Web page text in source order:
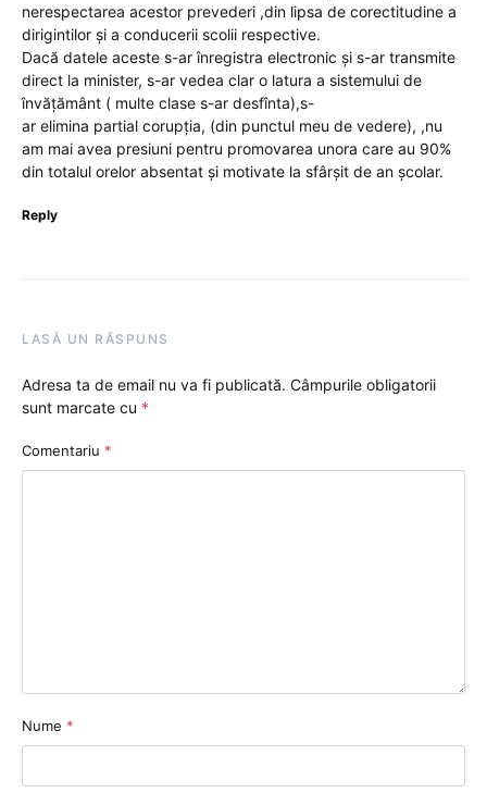
nerespectarea acestor prevederi ,din lipsa de corectitudine a
dirigintilor și a conducerii scolii respective.
Dacă datele aceste s-ar înregistra electronic și s-ar transmite
direct la minister, s-ar vedea clar o latura a sistemului de
învățământ ( multe clase s-ar desfînta),s-
ar elimina partial corupția, (din punctul meu de vedere), ,nu
am mai avea presiuni pentru promovarea unora care au 90%
din totalul orelor absentat și motivate la sfârșit de an școlar.
Reply
LASĂ UN RĂSPUNS
Adresa ta de email nu va fi publicată. Câmpurile obligatorii
sunt marcate cu *
Comentariu *
Nume *